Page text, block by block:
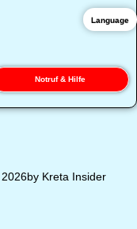
Notruf & Hilfe
Kreta Insider
Language